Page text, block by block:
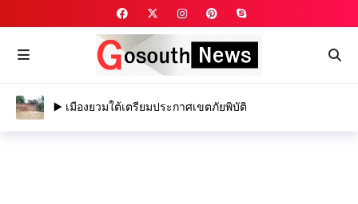
▶️ เมืองยวมใต้เตรียมประกาศเขตภัยพิบัติ